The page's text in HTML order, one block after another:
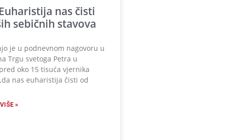
nas čisti
sebičnih stavova
je u podnevnom nagovoru u
Trgu svetoga Petra u
oko 15 tisuća vjernika
nas euharistija čisti od
»